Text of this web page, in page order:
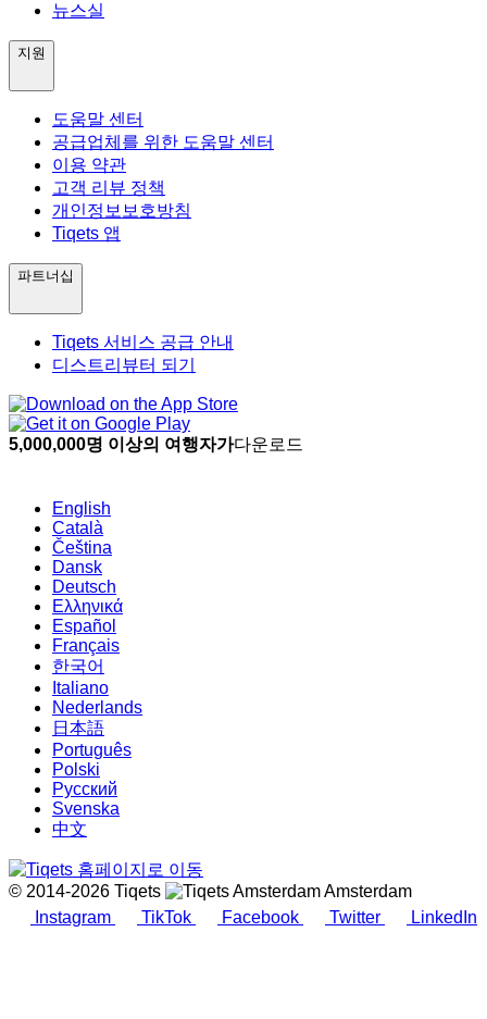
뉴스실
지원
도움말 센터
공급업체를 위한 도움말 센터
이용 약관
고객 리뷰 정책
개인정보보호방침
Tiqets 앱
파트너십
Tiqets 서비스 공급 안내
디스트리뷰터 되기
5,000,000명 이상의 여행자가다운로드
English
Català
Čeština
Dansk
Deutsch
Ελληνικά
Español
Français
한국어
Italiano
Nederlands
日本語
Português
Polski
Русский
Svenska
中文
© 2014-2026 Tiqets
Amsterdam
Instagram
TikTok Facebook Twitter LinkedIn